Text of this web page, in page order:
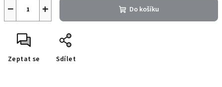
+
− Do košíku
Zeptat se Sdílet